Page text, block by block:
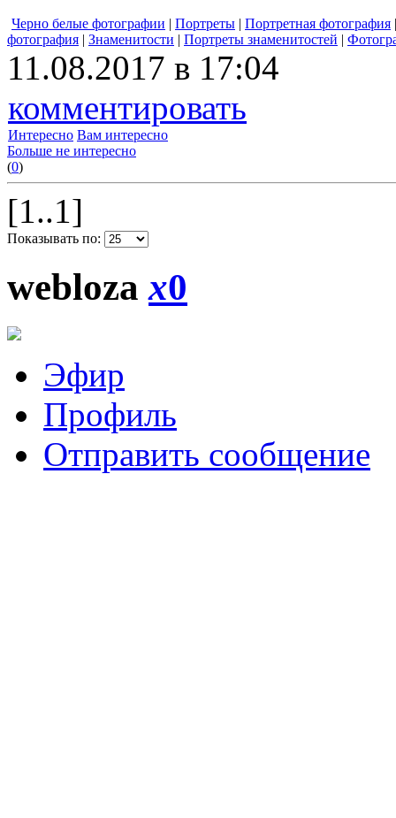
Черно белые фотографии | Портреты | Портретная фотография
фотография | Знаменитости | Портреты знаменитостей |
11.08.2017 в 17:04
комментировать
Интересно Вам интересно
Больше не интересно
(0)
[1..1]
Показывать по:
weblozax0
Эфир
Профиль
Отправить сообщение